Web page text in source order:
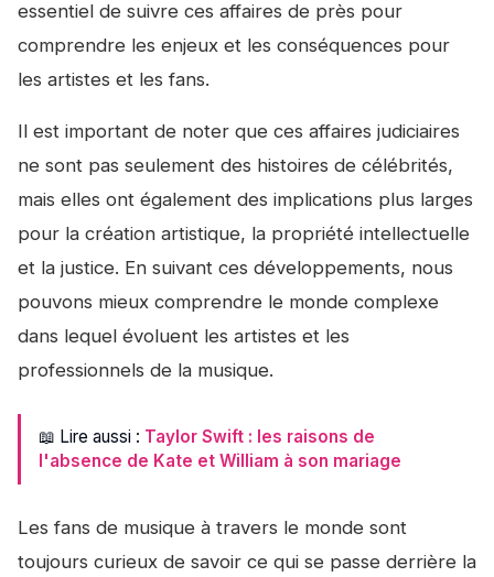
essentiel de suivre ces affaires de près pour
comprendre les enjeux et les conséquences pour
les artistes et les fans.
Il est important de noter que ces affaires judiciaires
ne sont pas seulement des histoires de célébrités,
mais elles ont également des implications plus larges
pour la création artistique, la propriété intellectuelle
et la justice. En suivant ces développements, nous
pouvons mieux comprendre le monde complexe
dans lequel évoluent les artistes et les
professionnels de la musique.
📖 Lire aussi : Taylor Swift : les raisons de
l'absence de Kate et William à son mariage
Les fans de musique à travers le monde sont
toujours curieux de savoir ce qui se passe derrière la